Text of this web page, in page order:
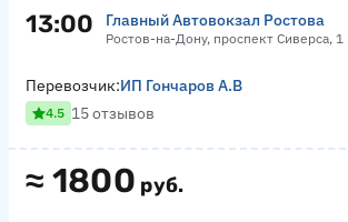
13:00 Главный Автовокзал Ростова
Ростов-на-Дону, проспект Сиверса, 1
≈ 1800 руб.
Перевозчик:ИП Гончаров А.В
4.5 15 отзывов